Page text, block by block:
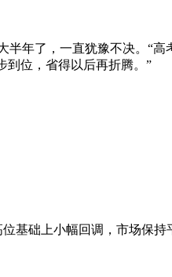
年了，一直犹豫不决。“
到位，省得以后再折腾。”
基础上小幅回调，市场保持